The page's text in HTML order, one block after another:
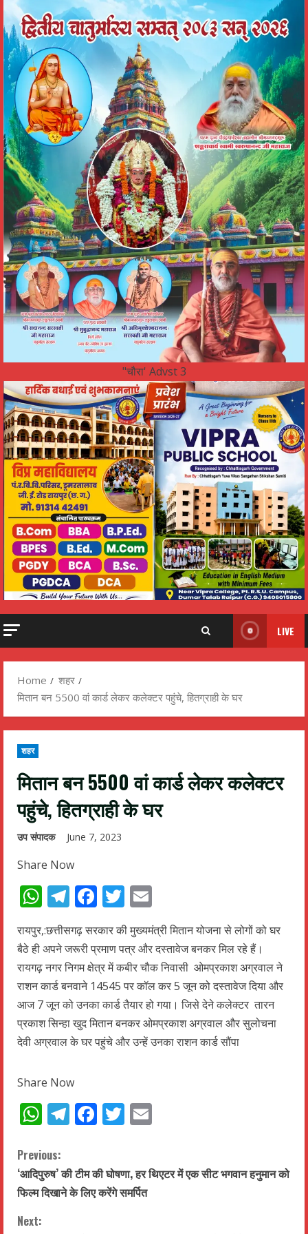
"चौरा' Advst 3
LIVE
Home
शहर
मितान बन 5500 वां कार्ड लेकर कलेक्टर पहुंचे, हितग्राही के घर
शहर
मितान बन 5500 वां कार्ड लेकर कलेक्टर
पहुंचे, हितग्राही के घर
उप संपादक June 7, 2023
Share Now
WhatsApp
Telegram
Facebook
Twitter
रायपुर,:छत्तीसगढ़ सरकार की मुख्यमंत्री मितान योजना से लोगों को घर
बैठे ही अपने जरूरी प्रमाण पत्र और दस्तावेज बनकर मिल रहे हैं।
रायगढ़ नगर निगम क्षेत्र में कबीर चौक निवासी ओमप्रकाश अग्रवाल ने
राशन कार्ड बनवाने 14545 पर कॉल कर 5 जून को दस्तावेज दिया और
आज 7 जून को उनका कार्ड तैयार हो गया। जिसे देने कलेक्टर तारन
प्रकाश सिन्हा खुद मितान बनकर ओमप्रकाश अग्रवाल और सुलोचना
देवी अग्रवाल के घर पहुंचे और उन्हें उनका राशन कार्ड सौंपा
Share Now
WhatsApp
Telegram
Facebook
Twitter
C
o
n
Previous:
‘आदिपुरुष’ की टीम की घोषणा, हर थिएटर में एक सीट भगवान हनुमान को
फिल्म दिखाने के लिए करेंगे समर्पित
Next: